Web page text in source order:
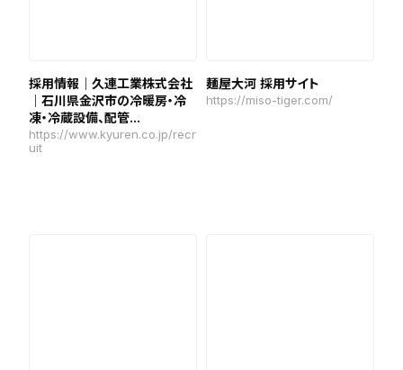
採用情報｜久連工業株式会社
｜石川県金沢市の冷暖房・冷
凍・冷蔵設備、配管...
https://www.kyuren.co.jp/recr
uit
麺屋大河 採用サイト
https://miso-tiger.com/